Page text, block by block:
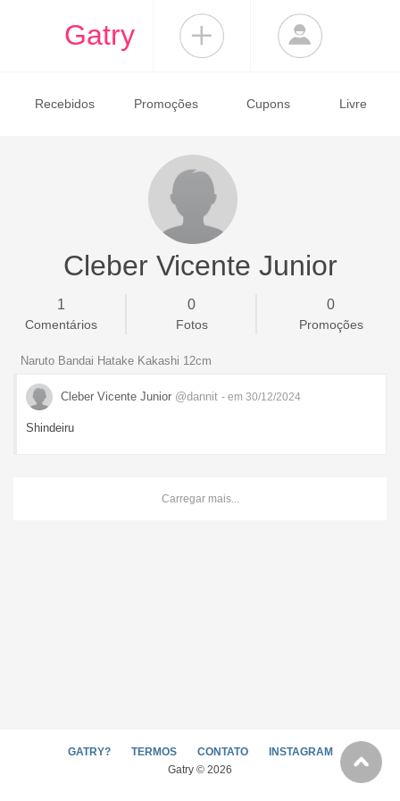
Gatry
Recebidos Promoções Cupons Livre
Cleber Vicente Junior
1
Comentários
0
Fotos
0
Promoções
Naruto Bandai Hatake Kakashi 12cm
Cleber Vicente Junior @dannit - em 30/12/2024
Shindeiru
Carregar mais...
GATRY? TERMOS CONTATO
INSTAGRAM
Gatry © 2026